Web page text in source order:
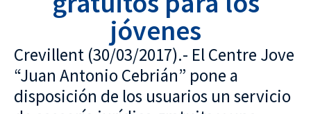
jóvenes
Crevillent (30/03/2017).- El Centre Jove
“Juan Antonio Cebrián” pone a
disposición de los usuarios un servicio